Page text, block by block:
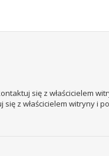
się z właścicielem
z właścicielem witryny i